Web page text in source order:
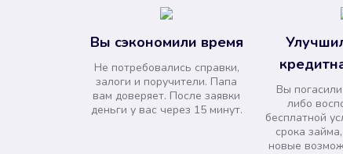
Вы сэкономили время
Не потребовались справки,
залоги и поручители. Папа
вам доверяет. После заявки
деньги у вас через 15 минут.
Вы
либо
бесплатной
срока
новые